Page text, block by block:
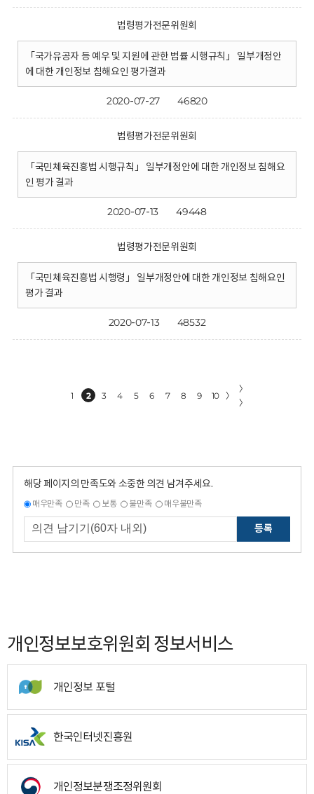
법령평가전문위원회
「국가유공자 등 예우 및 지원에 관한 법률 시행규칙」 일부개정안
에 대한 개인정보 침해요인 평가결과
2020-07-27 46820
법령평가전문위원회
「국민체육진흥법 시행규칙」 일부개정안에 대한 개인정보 침해요
인 평가 결과
2020-07-13 49448
법령평가전문위원회
「국민체육진흥법 시행령」 일부개정안에 대한 개인정보 침해요인
평가 결과
2020-07-13 48532
1 2 3 4 5 6 7 8 9 10 〉
〉
〉
해당 페이지의 만족도와 소중한 의견 남겨주세요.
매우만족 만족 보통 불만족 매우불만족
등록
개인정보보호위원회 정보서비스
개인정보 포털
한국인터넷진흥원
개인정보분쟁조정위원회